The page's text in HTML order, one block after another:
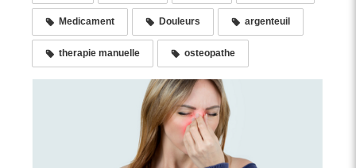
Medicament Douleurs argenteuil
therapie manuelle osteopathe